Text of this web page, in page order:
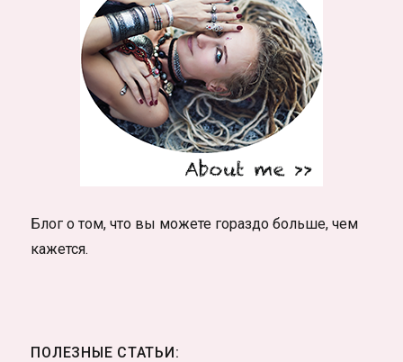
Блог о том, что вы можете гораздо больше, чем
кажется.
ПОЛЕЗНЫЕ СТАТЬИ: